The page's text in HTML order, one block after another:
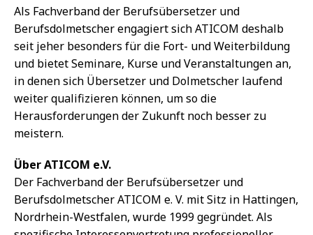
Als Fachverband der Berufsübersetzer und
Berufsdolmetscher engagiert sich ATICOM deshalb
seit jeher besonders für die Fort- und Weiterbildung
und bietet Seminare, Kurse und Veranstaltungen an,
in denen sich Übersetzer und Dolmetscher laufend
weiter qualifizieren können, um so die
Herausforderungen der Zukunft noch besser zu
meistern.
Über ATICOM e.V.
Der Fachverband der Berufsübersetzer und
Berufsdolmetscher ATICOM e. V. mit Sitz in Hattingen,
Nordrhein-Westfalen, wurde 1999 gegründet. Als